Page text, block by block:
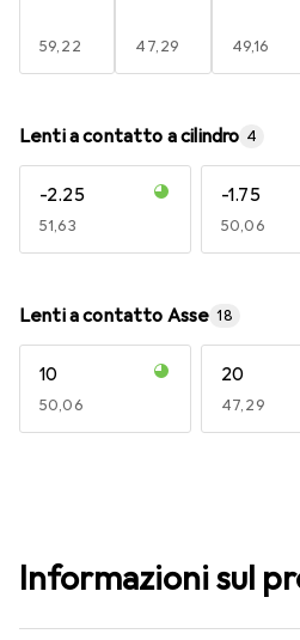
EUR
59,22 EUR
47,29 EUR
49,16
Lenti a contatto a cilindro 4
-2.25
EUR
51,63
-1.75
EUR
50,06
Lenti a contatto Asse 18
10
EUR
50,06
20
EUR
47,29
Informazioni sul